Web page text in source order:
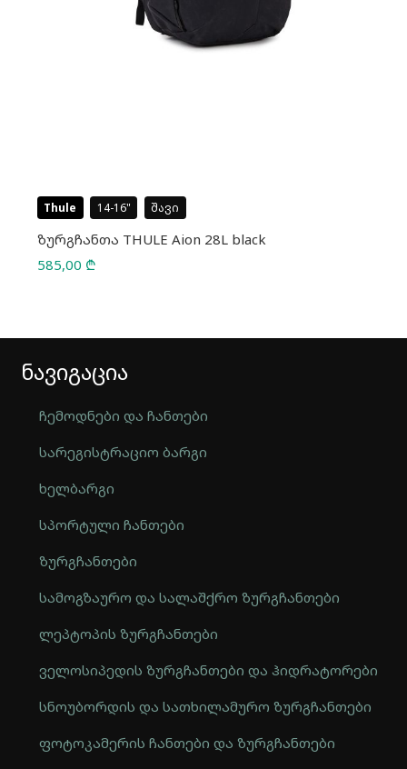
Thule 14-16 შავი
ზურგჩანთა THULE Aion 28L black
585,00 ₾
ნავიგაცია
ჩემოდნები და ჩანთები
სარეგისტრაციო ბარგი
ხელბარგი
სპორტული ჩანთები
ზურგჩანთები
სამოგზაურო და სალაშქრო ზურგჩანთები
ლეპტოპის ზურგჩანთები
ველოსიპედის ზურგჩანთები და ჰიდრატორები
სნოუბორდის და სათხილამურო ზურგჩანთები
ფოტოკამერის ჩანთები და ზურგჩანთები